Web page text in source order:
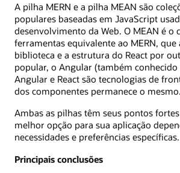
A pilha MERN e a pilha MEAN são
populares baseadas em JavaScript
desenvolvimento da Web. O MEAN é o
ferramentas equivalente ao MERN, que
biblioteca e a estrutura do React por
popular, o Angular (também
Angular e React são tecnologias de
dos componentes permanece o mesmo.
Ambas as pilhas têm seus pontos
melhor opção para sua aplicação
necessidades e preferências específicas.
Principais conclusões